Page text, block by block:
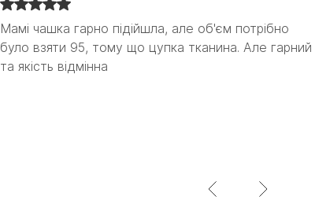
Мамі чашка гарно підійшла, але об'єм потрібно
було взяти 95, тому що цупка тканина. Але гарний
та якість відмінна
Мамі чашка гарно підійшла, але об'єм потрібно
було взяти 95, тому що цупка тканина. Але гарний
та якість відмінна